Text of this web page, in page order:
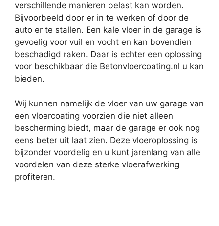
verschillende manieren belast kan worden.
Bijvoorbeeld door er in te werken of door de
auto er te stallen. Een kale vloer in de garage is
gevoelig voor vuil en vocht en kan bovendien
beschadigd raken. Daar is echter een oplossing
voor beschikbaar die Betonvloercoating.nl u kan
bieden.
Wij kunnen namelijk de vloer van uw garage van
een vloercoating voorzien die niet alleen
bescherming biedt, maar de garage er ook nog
eens beter uit laat zien. Deze vloeroplossing is
bijzonder voordelig en u kunt jarenlang van alle
voordelen van deze sterke vloerafwerking
profiteren.